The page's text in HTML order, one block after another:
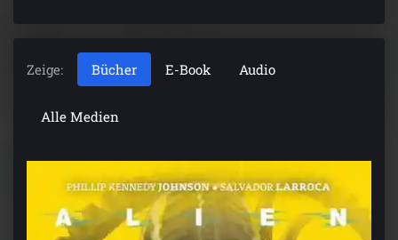
Zeige: Bücher E-Book Audio
Alle Medien